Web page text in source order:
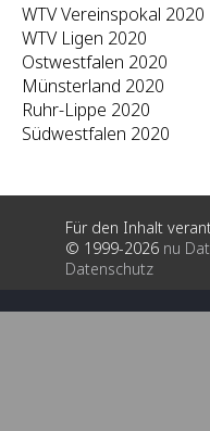
WTV Vereinspokal 2020
WTV Ligen 2020
Ostwestfalen 2020
Münsterland 2020
Ruhr-Lippe 2020
Südwestfalen 2020
Für den Inhalt
© 1999-2026 nu
Datenschutz